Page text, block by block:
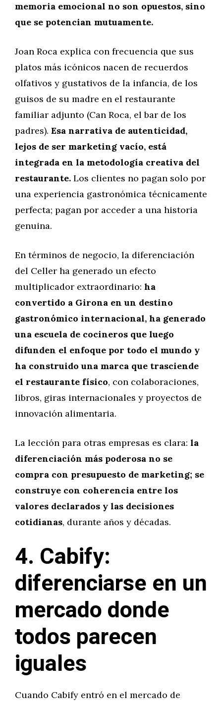
memoria emocional no son opuestos, sino
que se potencian mutuamente.
Joan Roca explica con frecuencia que sus
platos más icónicos nacen de recuerdos
olfativos y gustativos de la infancia, de los
guisos de su madre en el restaurante
familiar adjunto (Can Roca, el bar de los
padres). Esa narrativa de autenticidad,
lejos de ser marketing vacío, está
integrada en la metodología creativa del
restaurante. Los clientes no pagan solo por
una experiencia gastronómica técnicamente
perfecta; pagan por acceder a una historia
genuina.
En términos de negocio, la diferenciación
del Celler ha generado un efecto
multiplicador extraordinario: ha
convertido a Girona en un destino
gastronómico internacional, ha generado
una escuela de cocineros que luego
difunden el enfoque por todo el mundo y
ha construido una marca que trasciende
el restaurante físico, con colaboraciones,
libros, giras internacionales y proyectos de
innovación alimentaria.
La lección para otras empresas es clara: la
diferenciación más poderosa no se
compra con presupuesto de marketing; se
construye con coherencia entre los
valores declarados y las decisiones
cotidianas, durante años y décadas.
4. Cabify:
diferenciarse en un
mercado donde
todos parecen
iguales
Cuando Cabify entró en el mercado de